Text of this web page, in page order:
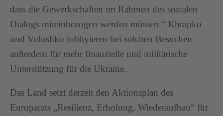
dass die Gewerkschaften im Rahmen des sozialen
Dialogs miteinbezogen werden müssen.“ Khrapko
und Voloshko lobbyieren bei solchen Besuchen
außerdem für mehr finanzielle und militärische
Unterstützung für die Ukraine.
Das Land setzt derzeit den Aktionsplan des
Europarats „Resilienz, Erholung, Wiederaufbau“ für